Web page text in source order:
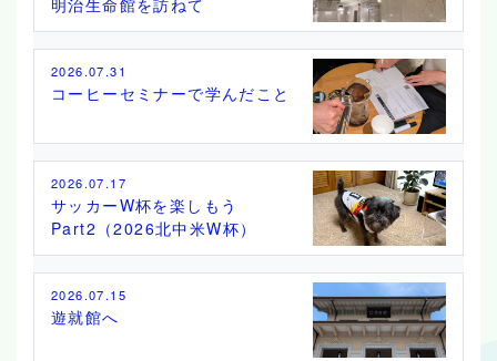
明治生命館を訪ねて
2026.07.31
コーヒーセミナーで学んだこと
2026.07.17
サッカーW杯を楽しもう
Part2（2026北中米W杯）
2026.07.15
遊就館へ